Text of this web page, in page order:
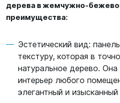
дерева в жемчужно-
преимущества:
Эстетический вид:
текстуру, которая в
натуральное дерево.
интерьер любого
элегантный и